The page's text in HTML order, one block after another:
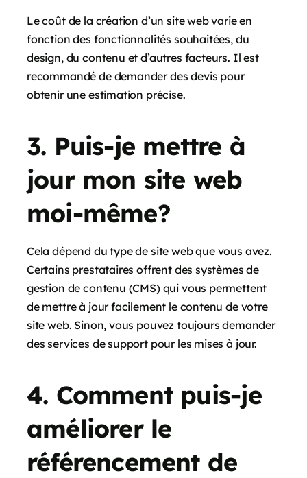
Le coût de la création d’un site web varie en
fonction des fonctionnalités souhaitées, du
design, du contenu et d’autres facteurs. Il est
recommandé de demander des devis pour
obtenir une estimation précise.
3. Puis-je mettre à
jour mon site web
moi-même?
Cela dépend du type de site web que vous avez.
Certains prestataires offrent des systèmes de
gestion de contenu (CMS) qui vous permettent
de mettre à jour facilement le contenu de votre
site web. Sinon, vous pouvez toujours demander
des services de support pour les mises à jour.
4. Comment puis-je
améliorer le
référencement de